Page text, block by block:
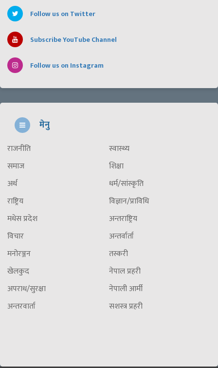
Follow us on Twitter
Subscribe YouTube Channel
Follow us on Instagram
मेनु
राजनीति
समाज
अर्थ
राष्ट्रिय
मधेस प्रदेश
विचार
मनोरञ्जन
खेलकुद
अपराध/सुरक्षा
अन्तरवार्ता
स्वास्थ्य
शिक्षा
धर्म/सांस्कृति
विज्ञान/प्राविधि
अन्तराष्ट्रिय
अन्तर्वार्ता
तस्करी
नेपाल प्रहरी
नेपाली आर्मी
सशस्त्र प्रहरी